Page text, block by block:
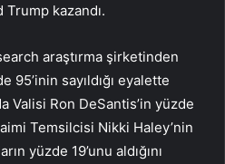
kazandı.
araştırma şirketinden
95’inin sayıldığı eyalette
Valisi Ron DeSantis’in yüzde
Temsilcisi Nikki Haley’nin
yüzde 19’unu aldığını